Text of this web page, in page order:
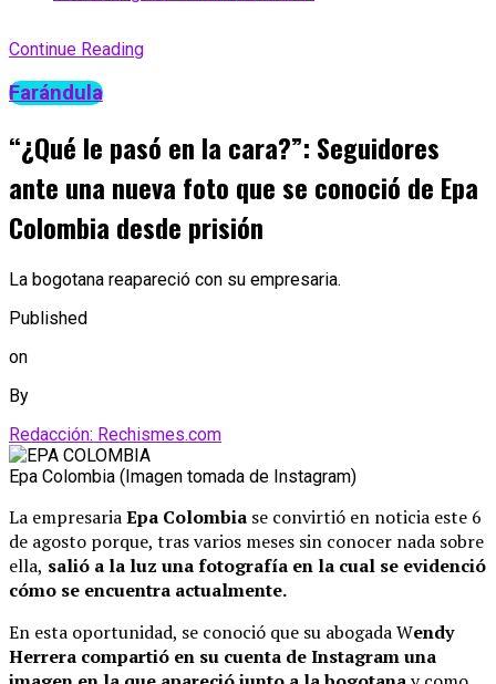
Continue Reading
Farándula
“¿Qué le pasó en la cara?”: Seguidores
ante una nueva foto que se conoció de Epa
Colombia desde prisión
La bogotana reapareció con su empresaria.
Published
on
By
Redacción: Rechismes.com
Epa Colombia (Imagen tomada de Instagram)
La empresariaEpa Colombia se convirtió en noticia este 6
de agosto porque, tras varios meses sin conocer nada sobre
ella, salió a la luz una fotografía en la cual se evidenció
cómo se encuentra actualmente.
En esta oportunidad, se conoció que su abogada Wendy
Herrera compartió en su cuenta de Instagram una